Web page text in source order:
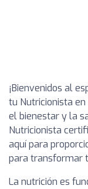
¡Bienvenidos al
tu Nutricionista
el bienestar y la
Nutricionista
aquí para
para transformar
La nutrición es